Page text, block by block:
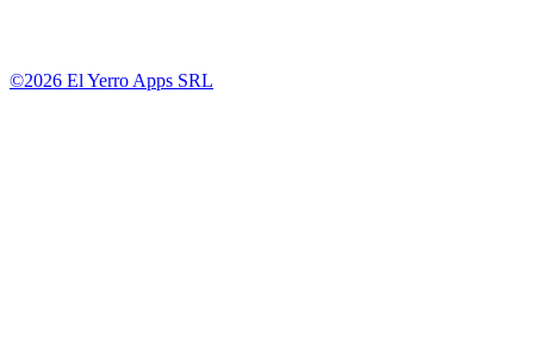
©2026 El Yerro Apps SRL